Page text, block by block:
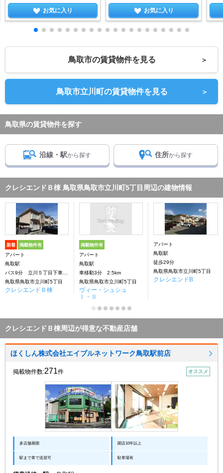
お気に入り お気に入り
鳥取市の賃貸物件を見る ＞
鳥取市立川町の賃貸物件を見る ＞
鳥取県の賃貸物件を探す
沿線・駅から探す 住所から探す
クレシエンドＢ棟 鳥取県鳥取市立川町5丁目周辺の建物情報
新着 掲載物件有
アパート
鳥取駅
バス9分 立川５丁目下車：停歩3分
鳥取県鳥取市立川町5丁目
クレシエンドＢ棟
掲載物件有
アパート
鳥取駅
車移動3分 2.5km
鳥取県鳥取市立川町5丁目
ヴィー・シュシュ
Ⅰ・Ⅱ
アパート
鳥取駅
徒歩29分
鳥取県鳥取市立川町5丁目
クレシエンドB
クレシエンドＢ棟周辺が得意な不動産店舗
ほくしん株式会社エイブルネットワーク鳥取駅前店
掲載物件数:271件 オススメ
多店舗展開 開店10年以上
駅まで車で送迎可 駐車場有